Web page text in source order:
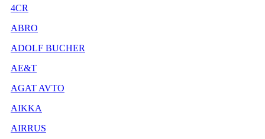
4CR
ABRO
ADOLF BUCHER
AE&T
AGAT AVTO
AIKKA
AIRRUS